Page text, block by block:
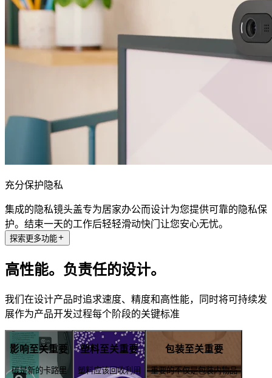
充分保护隐私
集成的隐私镜头盖专为居家办公而设计为您提供可靠的隐私保
护。结束一天的工作后轻轻滑动快门让您安心无忧。
探索更多功能
高性能。负责任的设计。
我们在设计产品时追求速度、精度和高性能，同时将可持续发
展作为产品开发过程每个阶段的关键标准
影响至关重要
碳是新的卡路里
塑料至关重要
塑料应该回收利用
包装至关重要
重要的不仅是包装内物品